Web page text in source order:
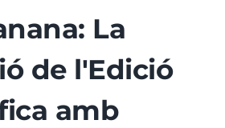
La
de l'Edició
amb